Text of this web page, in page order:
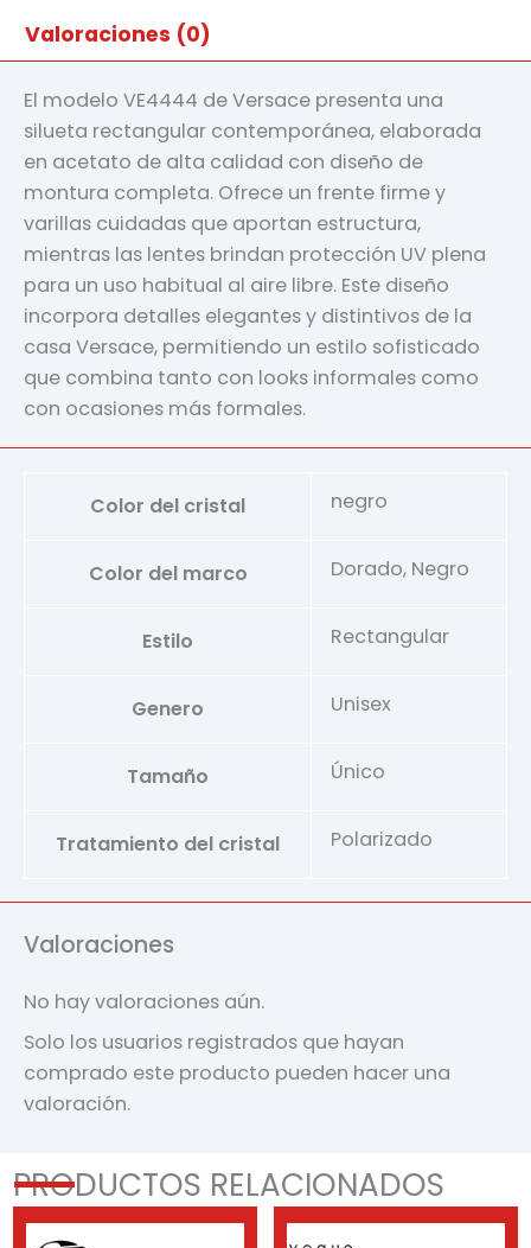
Valoraciones (0)
El modelo VE4444 de Versace presenta una
silueta rectangular contemporánea, elaborada
en acetato de alta calidad con diseño de
montura completa. Ofrece un frente firme y
varillas cuidadas que aportan estructura,
mientras las lentes brindan protección UV plena
para un uso habitual al aire libre. Este diseño
incorpora detalles elegantes y distintivos de la
casa Versace, permitiendo un estilo sofisticado
que combina tanto con looks informales como
con ocasiones más formales.
Color del cristal negro
Color del marco Dorado, Negro
Estilo Rectangular
Genero Unisex
Tamaño Único
Tratamiento del cristal Polarizado
Valoraciones
No hay valoraciones aún.
Solo los usuarios registrados que hayan
comprado este producto pueden hacer una
valoración.
PRODUCTOS RELACIONADOS